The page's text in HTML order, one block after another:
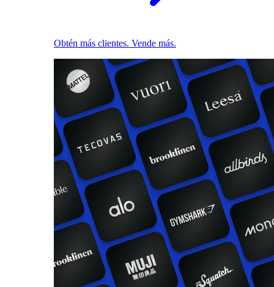
Obtén más clientes. Vende más.